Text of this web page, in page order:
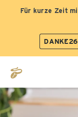
Für kurze Zeit
DANKE26